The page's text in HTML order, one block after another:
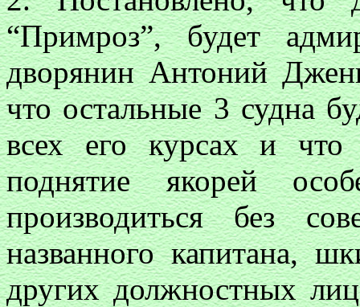
“Примроз”, будет
дворянин Антоний
что остальные 3 судна
всех его курсах и что
поднятие якорей
производиться без
названного капитана,
других должностных